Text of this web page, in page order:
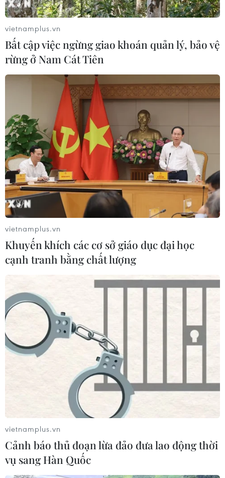
Xu hướng mới trong ngành công nghiệp
làm đẹp trong mùa dịch COVID-19
01/08/2020 04:27
Ngành kinh doanh mỹ phẩm cũng đang dần thích nghi
với những hạn chế do lệnh phong tỏa xã hội như cung
cấp dịch vụ trải nghiệm từ xa và phát triển các sản
phẩm làm đẹp tại nhà.
10 lời khuyên giúp phái đẹp đánh bay nỗi
lo về làn da dầu
12/08/2020 02:57
Bạn nên dùng các loại kem nền dưỡng ẩm có chứa
thành phần silicone, tạo thành một lưới bảo vệ trên da
và giữ phần trang điểm không bị trôi.
vietnamplus.vn
Bất cập việc ngừng giao khoán quản lý, bảo vệ
rừng ở Nam Cát Tiên
vietnamplus.vn
Khuyến khích các cơ sở giáo dục đại học
cạnh tranh bằng chất lượng
vietnamplus.vn
Cảnh báo thủ đoạn lừa đảo đưa lao động thời
vụ sang Hàn Quốc